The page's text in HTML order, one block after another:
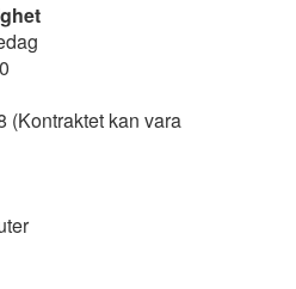
(Kontraktet kan vara